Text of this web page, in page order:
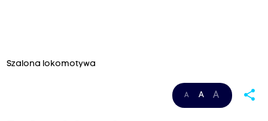
Szalona lokomotywa
A A A share